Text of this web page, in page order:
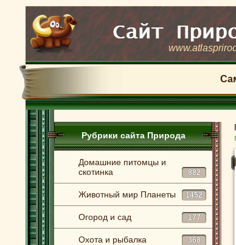
Рубрики сайта Природа
Домашние питомцы и
скотинка
882
Животный мир Планеты 1452
Огород и сад 177
Охота и рыбалка 368